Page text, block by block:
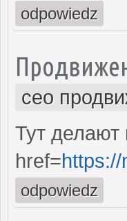
odpowiedz
сео
Тут делают
href=
odpowiedz